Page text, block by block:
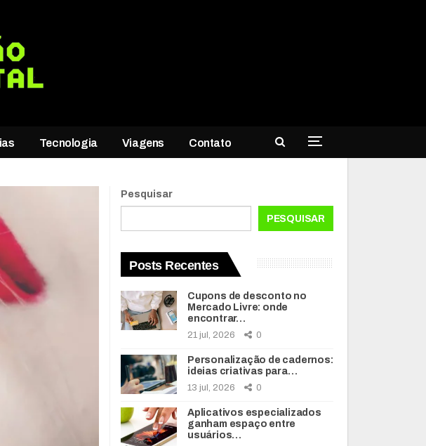
Tecnologia Viagens Contato
Pesquisar
PESQUISAR
Posts Recentes
Cupons de desconto no
Mercado Livre: onde
encontrar…
21 jul, 2026 0
Personalização de cadernos:
ideias criativas para…
13 jul, 2026 0
Aplicativos especializados
ganham espaço entre
usuários…